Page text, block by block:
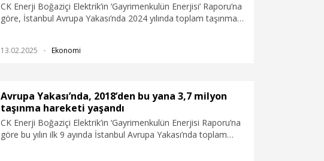
CK Enerji Boğaziçi Elektrik’in ‘Gayrimenkulün Enerjisi’ Raporu’na
göre, İstanbul Avrupa Yakası’nda 2024 yılında toplam taşınma
yılına göre yüzde 10’luk bir azalma oldu. Türkiye’nin en kalabalık
13.02.2025 Ekonomi
Avrupa Yakası’nda, 2018’den bu yana 3,7 milyon
taşınma hareketi yaşandı
CK Enerji Boğaziçi Elektrik’in ‘Gayrimenkulün Enerjisi Raporu’na
göre bu yılın ilk 9 ayında İstanbul Avrupa Yakası’nda toplam